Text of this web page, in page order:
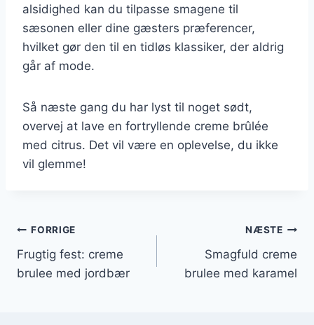
alsidighed kan du tilpasse smagene til
sæsonen eller dine gæsters præferencer,
hvilket gør den til en tidløs klassiker, der aldrig
går af mode.
Så næste gang du har lyst til noget sødt,
overvej at lave en fortryllende creme brûlée
med citrus. Det vil være en oplevelse, du ikke
vil glemme!
Indlægsnavigation
FORRIGE
Frugtig fest: creme
brulee med jordbær
NÆSTE
Smagfuld creme
brulee med karamel